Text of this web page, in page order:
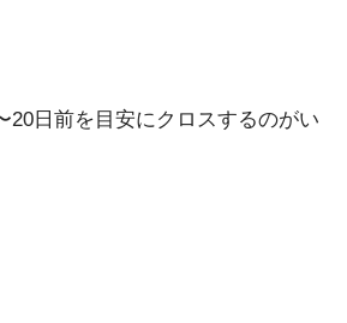
20日前を目安にクロスするのがい